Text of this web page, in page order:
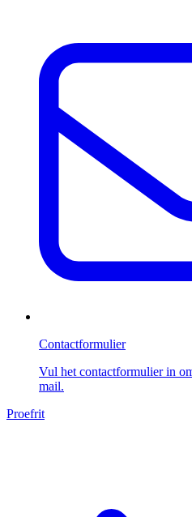
Contactformulier
Vul het contactformulier in
mail.
Proefrit